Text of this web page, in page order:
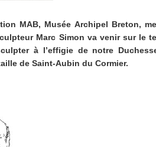
MAB, Musée Archipel Breton,
Marc Simon va venir sur le
à l’effigie de notre
de Saint-Aubin du Cormier.